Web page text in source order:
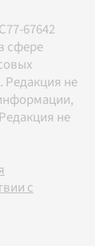
67642
сфере
Редакция не
не
с